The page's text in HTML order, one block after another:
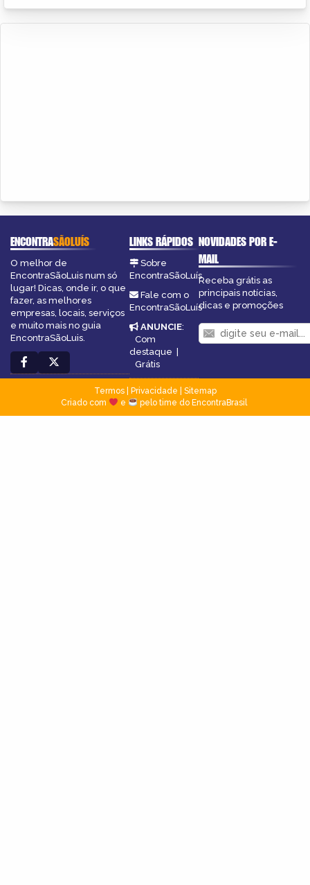
ENCONTRASÃOLUÍS
O melhor de
EncontraSãoLuis num só
lugar! Dicas, onde ir, o que
fazer, as melhores
empresas, locais, serviços
e muito mais no guia
EncontraSãoLuis.
LINKS RÁPIDOS
Sobre
EncontraSãoLuís
Fale com o
EncontraSãoLuís
ANUNCIE:
Com
destaque |
Grátis
NOVIDADES POR E-
MAIL
Receba grátis as
principais notícias,
dicas e promoções
Termos| Privacidade
Sitemap
Criado com
e pelo time do EncontraBrasil